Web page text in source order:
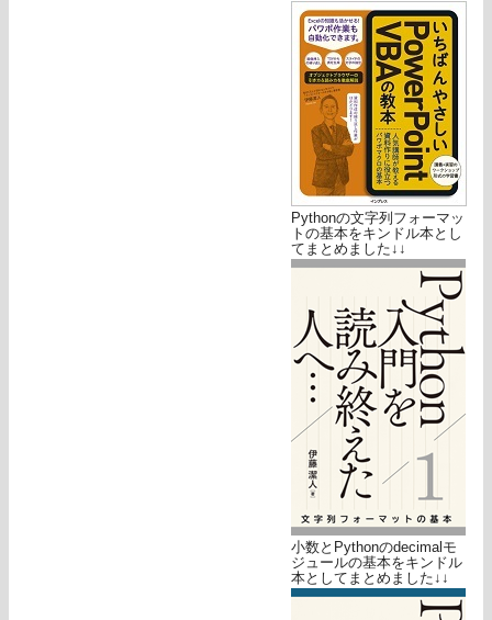
Pythonの文字列フォーマッ
トの基本をキンドル本とし
てまとめました↓↓
小数とPythonのdecimalモ
ジュールの基本をキンドル
本としてまとめました↓↓